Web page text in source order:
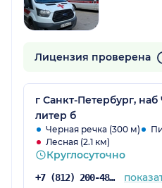
Лицензия проверена
г Санкт-Петербург,
литер б
Черная речка (300 м)
Лесная (2.1 км)
Круглосуточно
+7 (812) 200-48-08